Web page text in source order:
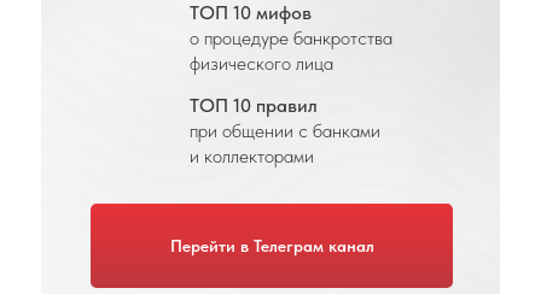
ТОП 10 мифов
о процедуре банкротства
физического лица
ТОП 10 правил
при общении с банками
и коллекторами
Перейти в Телеграм канал